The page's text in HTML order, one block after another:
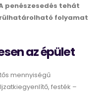
penészesedés tehát
folyamat
az épület
mennyiségű
festék –